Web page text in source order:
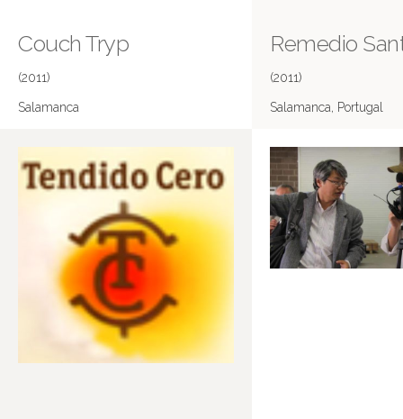
Couch Tryp
(2011)
Salamanca
Remedio
(2011)
Salamanca, Portugal